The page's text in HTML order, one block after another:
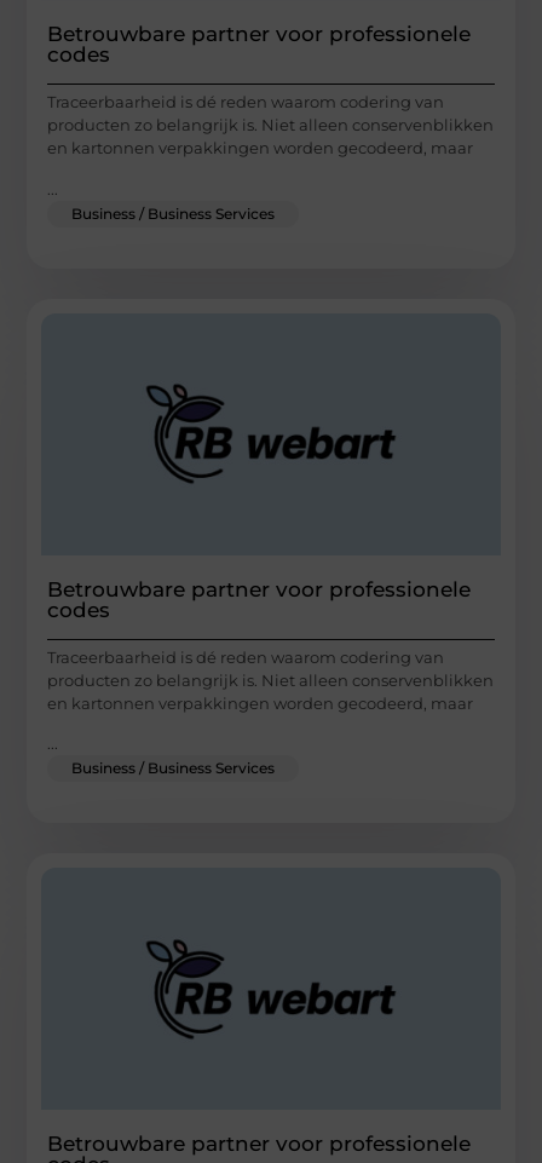
Betrouwbare partner voor professionele
codes
Traceerbaarheid is dé reden waarom codering van
producten zo belangrijk is. Niet alleen conservenblikken
en kartonnen verpakkingen worden gecodeerd, maar
Business / Business Services
Betrouwbare partner voor professionele
codes
Traceerbaarheid is dé reden waarom codering van
producten zo belangrijk is. Niet alleen conservenblikken
en kartonnen verpakkingen worden gecodeerd, maar
...
Business / Business Services
Betrouwbare partner voor professionele